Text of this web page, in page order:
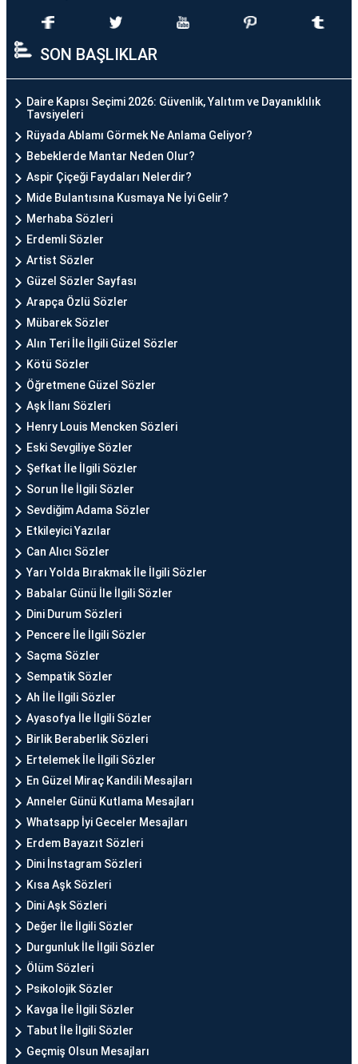
SON BAŞLIKLAR
Daire Kapısı Seçimi 2026: Güvenlik, Yalıtım ve Dayanıklılık
Tavsiyeleri
Rüyada Ablamı Görmek Ne Anlama Geliyor?
Bebeklerde Mantar Neden Olur?
Aspir Çiçeği Faydaları Nelerdir?
Mide Bulantısına Kusmaya Ne İyi Gelir?
Merhaba Sözleri
Erdemli Sözler
Artist Sözler
Güzel Sözler Sayfası
Arapça Özlü Sözler
Mübarek Sözler
Alın Teri İle İlgili Güzel Sözler
Kötü Sözler
Öğretmene Güzel Sözler
Aşk İlanı Sözleri
Henry Louis Mencken Sözleri
Eski Sevgiliye Sözler
Şefkat İle İlgili Sözler
Sorun İle İlgili Sözler
Sevdiğim Adama Sözler
Etkileyici Yazılar
Can Alıcı Sözler
Yarı Yolda Bırakmak İle İlgili Sözler
Babalar Günü İle İlgili Sözler
Dini Durum Sözleri
Pencere İle İlgili Sözler
Saçma Sözler
Sempatik Sözler
Ah İle İlgili Sözler
Ayasofya İle İlgili Sözler
Birlik Beraberlik Sözleri
Ertelemek İle İlgili Sözler
En Güzel Miraç Kandili Mesajları
Anneler Günü Kutlama Mesajları
Whatsapp İyi Geceler Mesajları
Erdem Bayazıt Sözleri
Dini İnstagram Sözleri
Kısa Aşk Sözleri
Dini Aşk Sözleri
Değer İle İlgili Sözler
Durgunluk İle İlgili Sözler
Ölüm Sözleri
Psikolojik Sözler
Kavga İle İlgili Sözler
Tabut İle İlgili Sözler
Geçmiş Olsun Mesajları